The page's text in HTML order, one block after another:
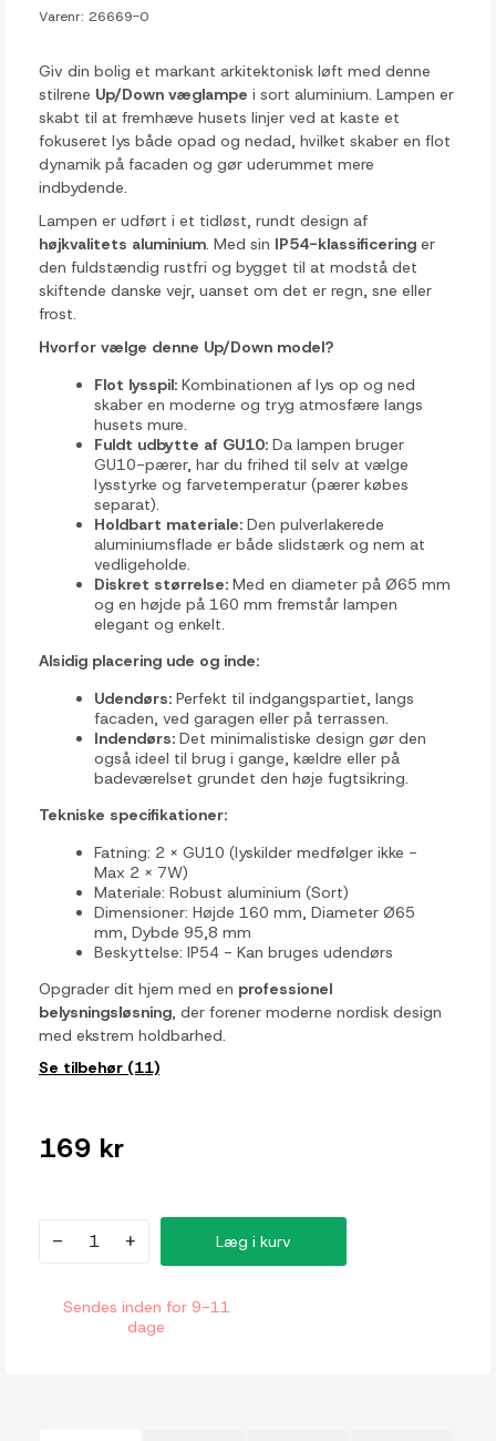
Varenr: 26669-0
Giv din bolig et markant arkitektonisk løft med denne
stilrene Up/Down væglampe i sort aluminium. Lampen er
skabt til at fremhæve husets linjer ved at kaste et
fokuseret lys både opad og nedad, hvilket skaber en flot
dynamik på facaden og gør uderummet mere
indbydende.
Lampen er udført i et tidløst, rundt design af
højkvalitets aluminium. Med sin IP54-klassificering er
den fuldstændig rustfri og bygget til at modstå det
skiftende danske vejr, uanset om det er regn, sne eller
frost.
Hvorfor vælge denne Up/Down model?
Flot lysspil: Kombinationen af lys op og ned
skaber en moderne og tryg atmosfære langs
husets mure.
Fuldt udbytte af GU10: Da lampen bruger
GU10-pærer, har du frihed til selv at vælge
lysstyrke og farvetemperatur (pærer købes
separat).
Holdbart materiale: Den pulverlakerede
aluminiumsflade er både slidstærk og nem at
vedligeholde.
Diskret størrelse: Med en diameter på Ø65 mm
og en højde på 160 mm fremstår lampen
elegant og enkelt.
Alsidig placering ude og inde:
Udendørs: Perfekt til indgangspartiet, langs
facaden, ved garagen eller på terrassen.
Indendørs: Det minimalistiske design gør den
også ideel til brug i gange, kældre eller på
badeværelset grundet den høje fugtsikring.
Tekniske specifikationer:
Fatning: 2 x GU10 (lyskilder medfølger ikke -
Max 2 x 7W)
Materiale: Robust aluminium (Sort)
Dimensioner: Højde 160 mm, Diameter Ø65
mm, Dybde 95,8 mm
Beskyttelse: IP54 - Kan bruges udendørs
Opgrader dit hjem med en professionel
belysningsløsning, der forener moderne nordisk design
med ekstrem holdbarhed.
Se tilbehør (11)
169 kr
- + Læg i kurv
Sendes inden for 9-11
dage